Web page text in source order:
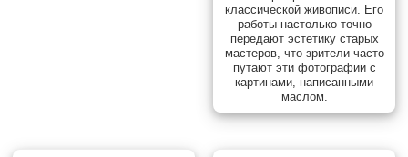
классической живописи. Его
работы настолько точно
передают эстетику старых
мастеров, что зрители часто
путают эти фотографии с
картинами, написанными
маслом.